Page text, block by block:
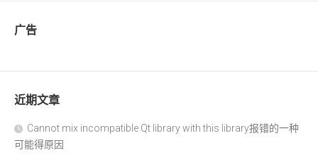
广告
近期文章
Cannot mix incompatible Qt library with this library报错的一种
可能得原因